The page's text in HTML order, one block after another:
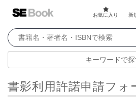
お気に入り 新
キーワードで探
書影利用許諾申請フォ